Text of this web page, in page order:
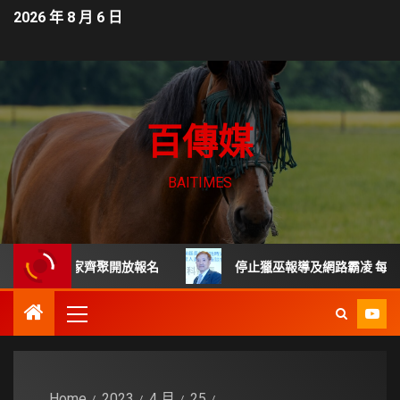
2026 年 8 月 6 日
百傳媒
BAITIMES
家齊聚開放報名 停止獵巫報導及網路霸凌 每起詐騙都是